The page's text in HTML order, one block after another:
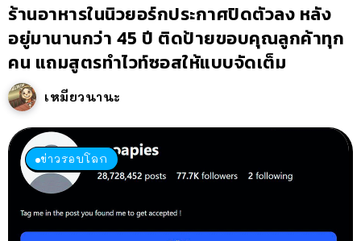
ร้านอาหารในนิวยอร์กประกาศปิดตัวลง หลัง
อยู่มานานกว่า 45 ปี ติดป้ายขอบคุณลูกค้าทุก
คน แถมสูตรทำไวท์ซอสให้แบบจัดเต็ม
เหมียวนานะ
ข่าวรอบโลก